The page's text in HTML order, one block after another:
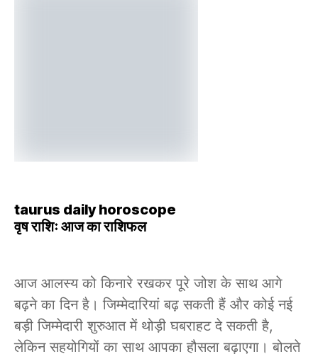
taurus daily horoscope
वृष राशिः आज का राशिफल
आज आलस्य को किनारे रखकर पूरे जोश के साथ आगे
बढ़ने का दिन है। जिम्मेदारियां बढ़ सकती हैं और कोई नई
बड़ी जिम्मेदारी शुरुआत में थोड़ी घबराहट दे सकती है,
लेकिन सहयोगियों का साथ आपका हौसला बढ़ाएगा। बोलते